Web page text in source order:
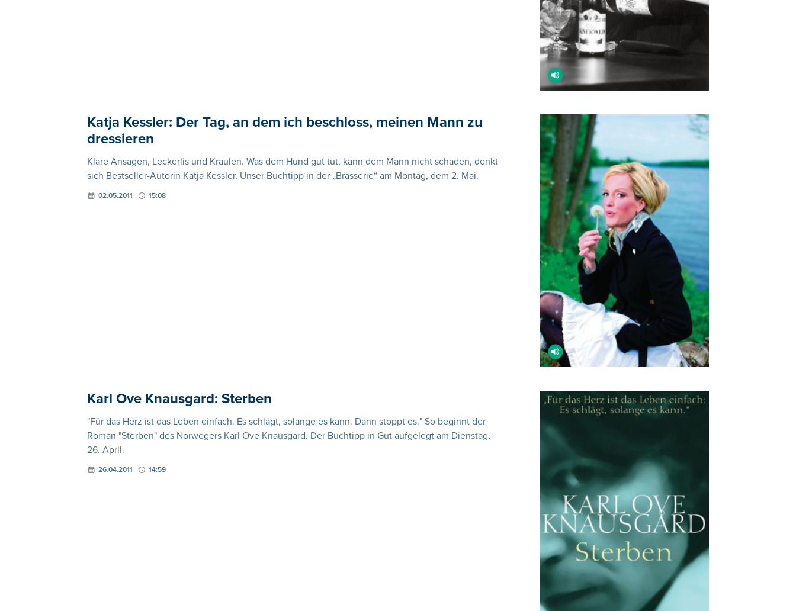
Katja Kessler: Der Tag, an dem ich beschloss, meinen Mann zu
dressieren
Klare Ansagen, Leckerlis und Kraulen. Was dem Hund gut tut, kann dem Mann nicht schaden, denkt
sich Bestseller-Autorin Katja Kessler. Unser Buchtipp in der „Brasserie“ am Montag, dem 2. Mai.
02.05.2011 15:08
Karl Ove Knausgard: Sterben
"Für das Herz ist das Leben einfach. Es schlägt, solange es kann. Dann stoppt es." So beginnt der
Roman "Sterben" des Norwegers Karl Ove Knausgard. Der Buchtipp in Gut aufgelegt am Dienstag,
26. April.
26.04.2011 14:59